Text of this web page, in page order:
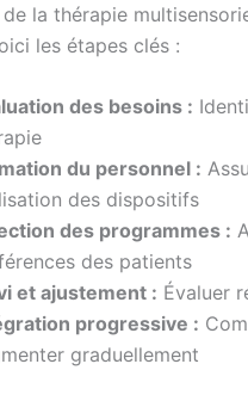
de la thérapie
les étapes clés :
des besoins :
du personnel :
des dispositifs
des programmes :
des patients
et ajustement : Évaluer
progressive :
graduellement